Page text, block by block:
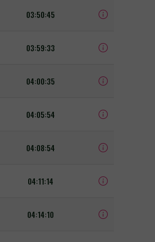
03:50:45
03:59:33
04:00:35
04:05:54
04:08:54
04:11:14
04:14:10